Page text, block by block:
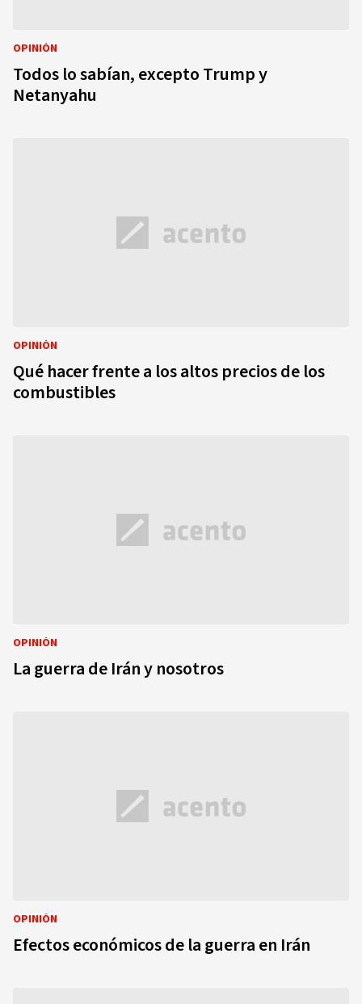
OPINIÓN
Todos lo sabían, excepto Trump y
Netanyahu
OPINIÓN
Qué hacer frente a los altos precios de los
combustibles
OPINIÓN
La guerra de Irán y nosotros
OPINIÓN
Efectos económicos de la guerra en Irán